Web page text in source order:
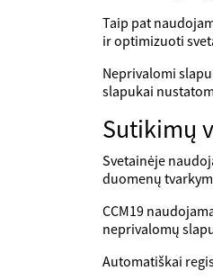
Taip pat
ir optimizuoti
Neprivalomi
slapukai
Sutikimų
Svetainėje
duomenų
CCM19
neprivalomų
Automatiškai